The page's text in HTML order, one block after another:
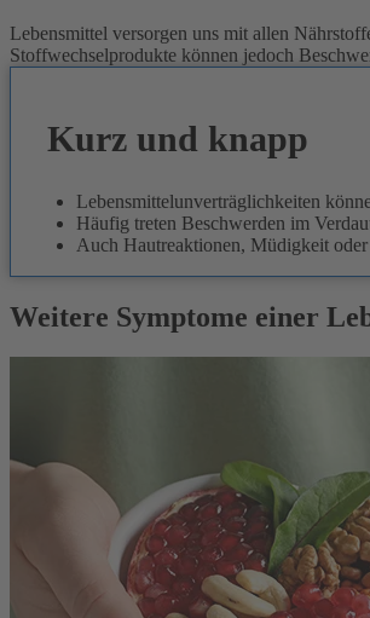
Lebensmittel versorgen uns mit allen
Stoffwechselprodukte können jedoch
Kurz und knapp
Lebensmittelunverträglichkeiten
Häufig treten Beschwerden im
Auch Hautreaktionen, Müdigkeit
Weitere Symptome einer